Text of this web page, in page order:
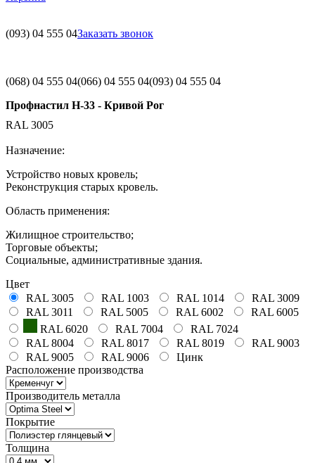
(093) 04 555 04Заказать звонок
(068) 04 555 04(066) 04 555 04(093) 04 555 04
Профнастил H-33 - Кривой Рог
RAL 3005
Назначение:
Устройство новых кровель;
Реконструкция старых кровель.
Область применения:
Жилищное строительство;
Торговые объекты;
Социальные, административные здания.
Цвет
RAL 3005
RAL 1003 RAL 1014
RAL 3009
RAL 3011
RAL 5005 RAL 6002
RAL 6005
RAL 6020
RAL 7004
RAL 7024
RAL 8004
RAL 8017 RAL 8019
RAL 9003
RAL 9005
RAL 9006
Цинк
Расположение производства
Производитель металла
Покрытие
Толщина